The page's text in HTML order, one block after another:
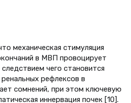
механическая стимуляция
в МВП провоцирует
чего становится
рефлексов в
сомнений, при этом ключевую
иннервация почек [10].